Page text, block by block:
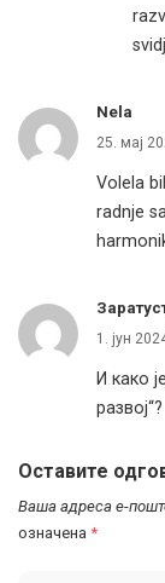
Nela
25. мај
Volela
radnje
1. јун
И како
развој“?
Оставите
Ваша адреса е-
означена *